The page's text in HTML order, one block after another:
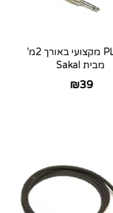
כבל PL מקצועי באורך 2מ’
מבית Sakal
₪39